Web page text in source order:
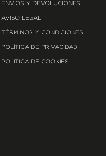
ENVÍOS Y DEVOLUCIONES
AVISO LEGAL
TÉRMINOS Y CONDICIONES
POLÍTICA DE PRIVACIDAD
POLÍTICA DE COOKIES